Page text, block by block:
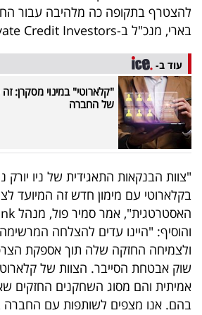
להצטרף בתקופה כה מלהיבה עבור
בארי, מנכ"ל ב-AB Private Credit Investors".
עוד ב-
"קלארוטי" במינוי מסקרן:
של החברה
"צוות הבנקאות התאגידית של ניו יורק
בקלארוטי עם מימון חדש זה המיועד
והוסיף: "היינו עדים להצלחה
ולצמיחה החזקה שלה תוך אספקת
שוק אבטחת הסייבר. הצוות של
אמיתית והם מסוג השחקנים החזקים
בהם. אנו מצפים לשותפות עם החברה